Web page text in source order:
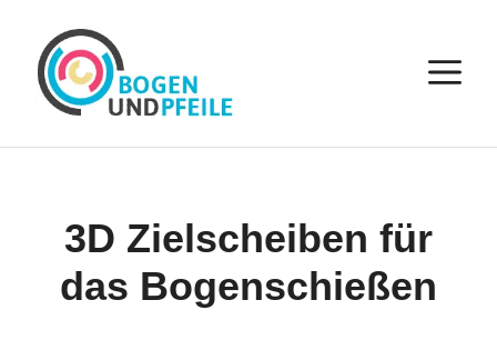
Inhalt
springen
3D Zielscheiben für
das Bogenschießen